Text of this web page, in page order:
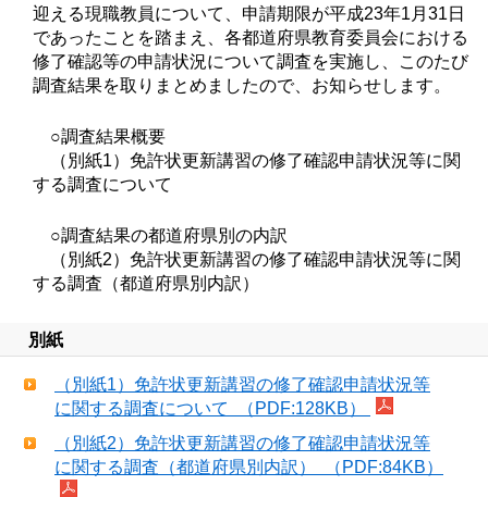
迎える現職教員について、申請期限が平成23年1月31日
であったことを踏まえ、各都道府県教育委員会における
修了確認等の申請状況について調査を実施し、このたび
調査結果を取りまとめましたので、お知らせします。
○調査結果概要
（別紙1）免許状更新講習の修了確認申請状況等に関
する調査について
○調査結果の都道府県別の内訳
（別紙2）免許状更新講習の修了確認申請状況等に関
する調査（都道府県別内訳）
別紙
（別紙1）免許状更新講習の修了確認申請状況等
に関する調査について （PDF:128KB）
（別紙2）免許状更新講習の修了確認申請状況等
に関する調査（都道府県別内訳） （PDF:84KB）